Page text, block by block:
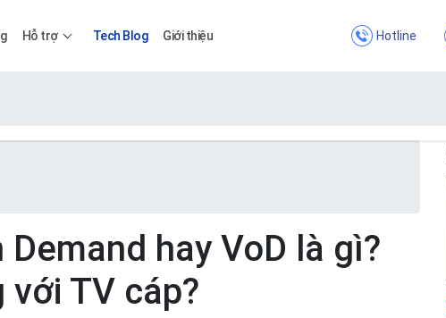
Apps
Hỗ trợ Tech Blog Giới thiệu Hotline
hay VoD là gì?
với TV cáp?